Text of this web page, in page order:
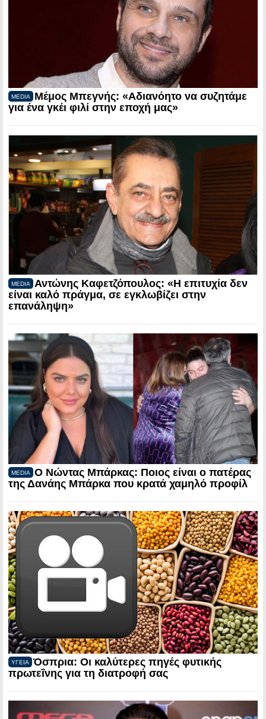
MEDIA
Μέμος Μπεγνής: «Αδιανόητο να συζητάμε
για ένα γκέι φιλί στην εποχή μας»
MEDIA
Αντώνης Καφετζόπουλος: «Η επιτυχία δεν
είναι καλό πράγμα, σε εγκλωβίζει στην
επανάληψη»
MEDIA
Ο Νώντας Μπάρκας: Ποιος είναι ο πατέρας
της Δανάης Μπάρκα που κρατά χαμηλό προφίλ
ΥΓΕΙΑ
Όσπρια: Οι καλύτερες πηγές φυτικής
πρωτεΐνης για τη διατροφή σας